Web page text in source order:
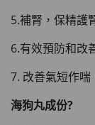
5.補腎，保精護
6.有效預防和改
7. 改善氣短作喘
海狗丸成份?